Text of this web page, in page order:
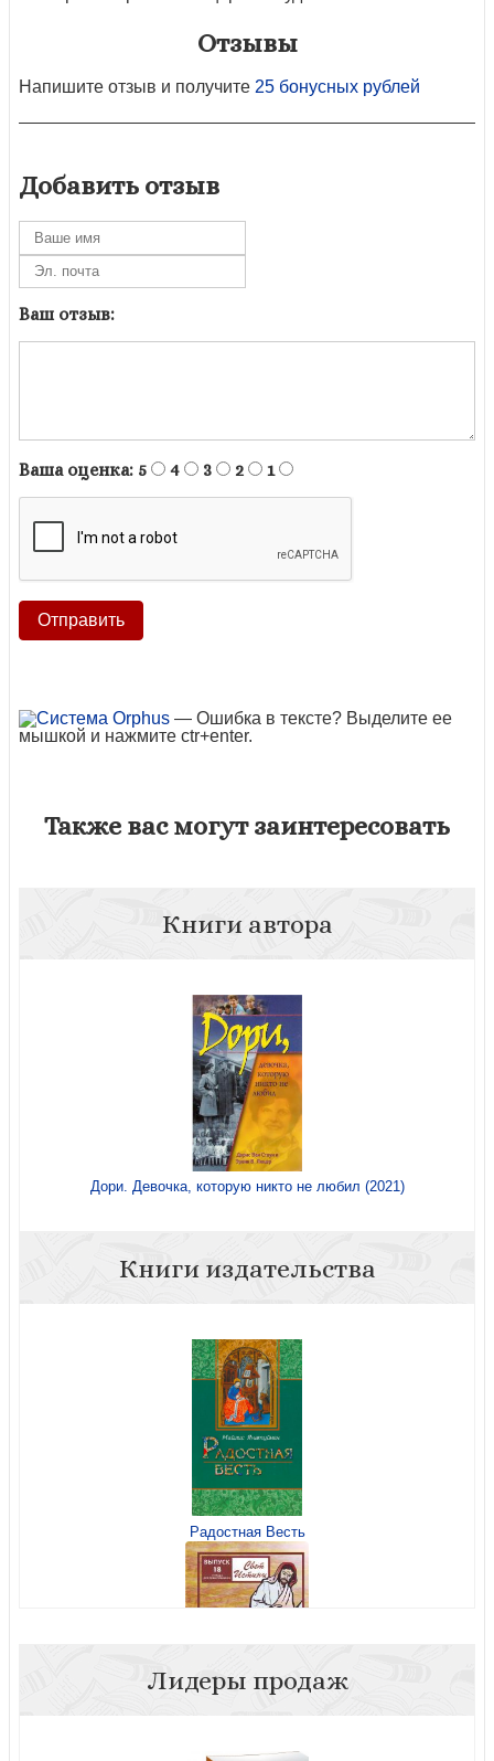
Отзывы
Напишите отзыв и получите 25 бонусных рублей
Добавить отзыв
Ваш отзыв:
Ваша оценка: 5 4 3 2 1
— Ошибка в тексте? Выделите ее
мышкой и нажмите ctr+enter.
Также вас могут заинтересовать
Книги автора
Дори. Девочка, которую никто не любил (2021)
Книги издательства
Радостная Весть
дошкольников
Лидеры продаж